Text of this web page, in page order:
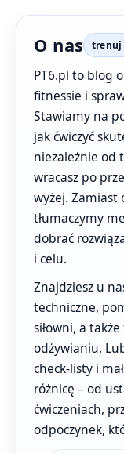
O nas trenuj
PT6.pl to blog
fitnessie i
Stawiamy na
jak ćwiczyć
niezależnie od
wracasz po
wyżej. Zamiast
tłumaczymy
dobrać
i celu.
Znajdziesz u
techniczne,
siłowni, a
odżywianiu.
check-listy i
różnicę – od
ćwiczeniach,
odpoczynek,